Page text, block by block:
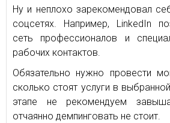
Ну и неплохо зарекомендовал
соцсетях. Например, LinkedIn
сеть профессионалов и
рабочих контактов.
Обязательно нужно провести
сколько стоят услуги в
этапе не рекомендуем
отчаянно демпинговать не стоит.